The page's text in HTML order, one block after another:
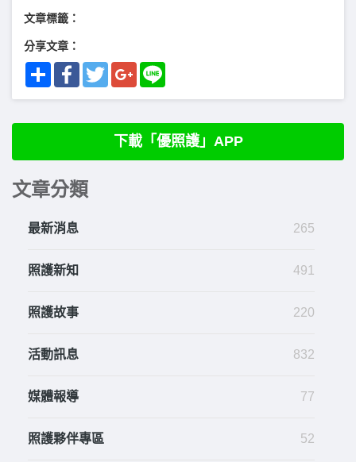
文章標籤：
分享文章：
Share FacebookTwitterGoogle+
下載「優照護」APP
文章分類
最新消息 265
照護新知 491
照護故事 220
活動訊息 832
媒體報導 77
照護夥伴專區 52